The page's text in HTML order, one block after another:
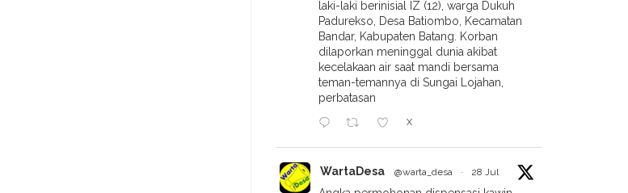
laki-laki berinisial IZ (12), warga Dukuh
Padurekso, Desa Batiombo, Kecamatan
Bandar, Kabupaten Batang. Korban
dilaporkan meninggal dunia akibat
kecelakaan air saat mandi bersama
teman-temannya di Sungai Lojahan,
perbatasan
X
WartaDesa @warta_desa · 28 Jul